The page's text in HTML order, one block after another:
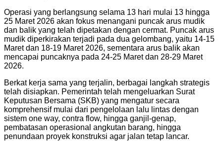
Operasi yang berlangsung selama 13 hari mulai 13 hingga
25 Maret 2026 akan fokus menangani puncak arus mudik
dan balik yang telah dipetakan dengan cermat. Puncak arus
mudik diperkirakan terjadi pada dua gelombang, yaitu 14-15
Maret dan 18-19 Maret 2026, sementara arus balik akan
mencapai puncaknya pada 24-25 Maret dan 28-29 Maret
2026.
Berkat kerja sama yang terjalin, berbagai langkah strategis
telah disiapkan. Pemerintah telah mengeluarkan Surat
Keputusan Bersama (SKB) yang mengatur secara
komprehensif mulai dari pengelolaan lalu lintas dengan
sistem one way, contra flow, hingga ganjil-genap,
pembatasan operasional angkutan barang, hingga
penundaan proyek konstruksi agar jalan tetap lancar.